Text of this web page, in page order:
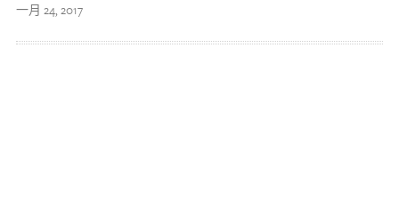
一月 24, 2017